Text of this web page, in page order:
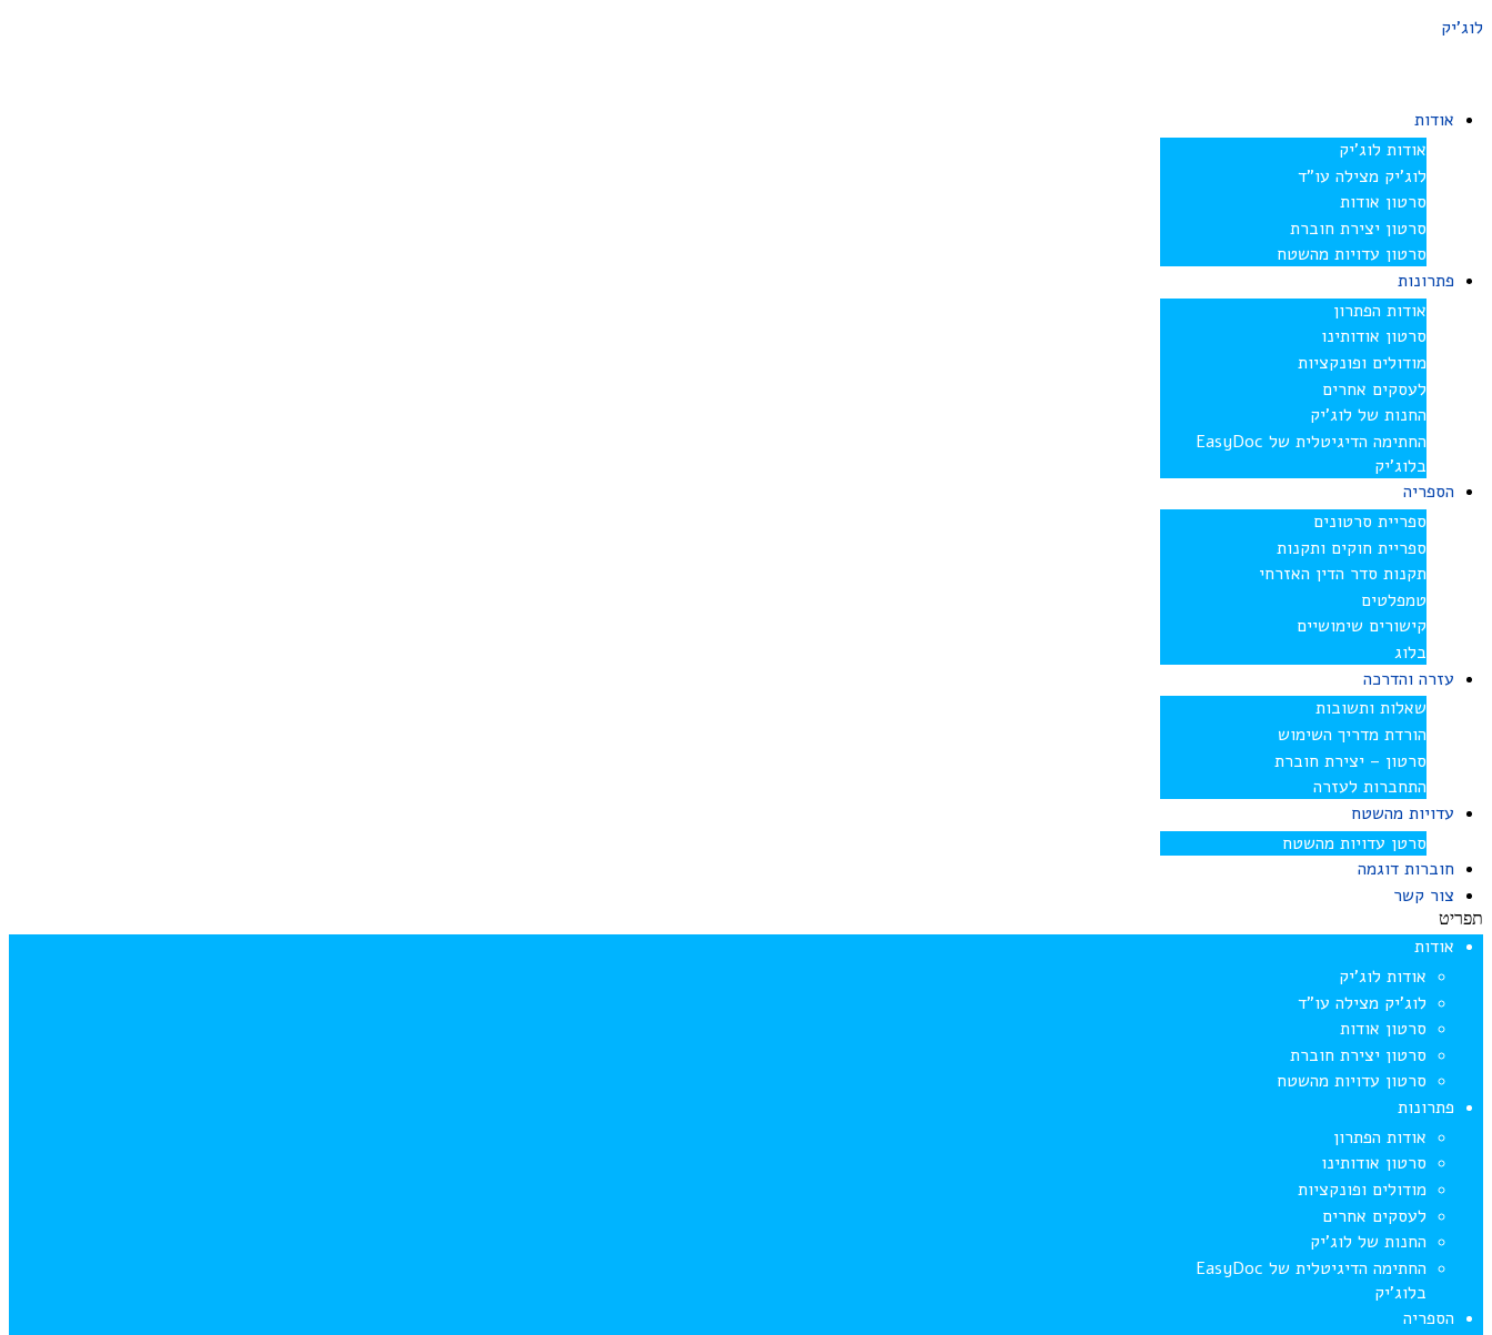
לוג'יק
אודות
אודות לוג’יק
לוג’יק מצילה עו”ד
סרטון אודות
סרטון יצירת חוברת
סרטון עדויות מהשטח
פתרונות
אודות הפתרון
סרטון אודותינו
מודולים ופונקציות
לעסקים אחרים
החנות של לוג’יק
החתימה הדיגיטלית של EasyDoc
בלוג’יק
הספריה
ספריית סרטונים
ספריית חוקים ותקנות
תקנות סדר הדין האזרחי
טמפלטים
קישורים שימושיים
בלוג
עזרה והדרכה
שאלות ותשובות
הורדת מדריך השימוש
סרטון – יצירת חוברת
התחברות לעזרה
עדויות מהשטח
סרטן עדויות מהשטח
חוברות דוגמה
צור קשר
תפריט
אודות
אודות לוג’יק
לוג’יק מצילה עו”ד
סרטון אודות
סרטון יצירת חוברת
סרטון עדויות מהשטח
פתרונות
אודות הפתרון
סרטון אודותינו
מודולים ופונקציות
לעסקים אחרים
החנות של לוג’יק
החתימה הדיגיטלית של EasyDoc
בלוג’יק
הספריה